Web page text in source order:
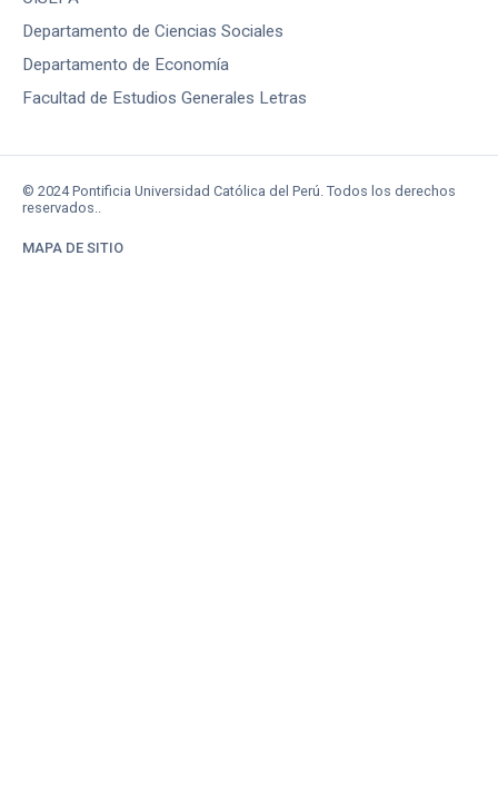
Departamento de Ciencias Sociales
Departamento de Economía
Facultad de Estudios Generales Letras
© 2024 Pontificia Universidad Católica del Perú. Todos los derechos
reservados..
MAPA DE SITIO